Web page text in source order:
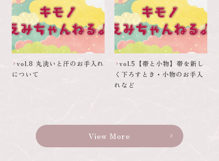
chevron_rightvol.8 丸洗いと汗のお手入れ
について
chevron_rightvol.5【帯と小物】帯を新し
く下ろすとき・小物のお手入
れなど
View More chevron_right